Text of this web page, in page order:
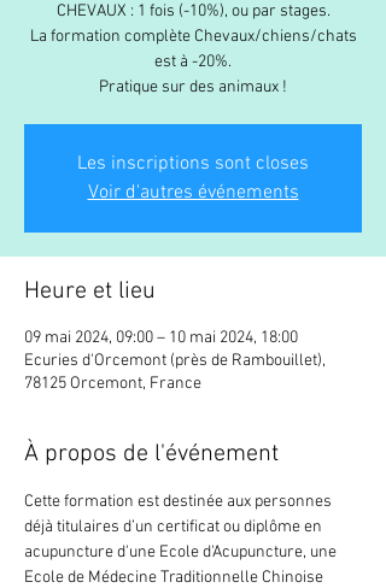
CHEVAUX : 1 fois (-10%), ou par stages.
La formation complète Chevaux/chiens/chats
est à -20%.
Pratique sur des animaux !
Les inscriptions sont closes
Voir d'autres événements
Heure et lieu
09 mai 2024, 09:00 – 10 mai 2024, 18:00
Ecuries d'Orcemont (près de Rambouillet),
78125 Orcemont, France
À propos de l'événement
Cette formation est destinée aux personnes
déjà titulaires d’un certificat ou diplôme en
acupuncture d'une Ecole d'Acupuncture, une
Ecole de Médecine Traditionnelle Chinoise